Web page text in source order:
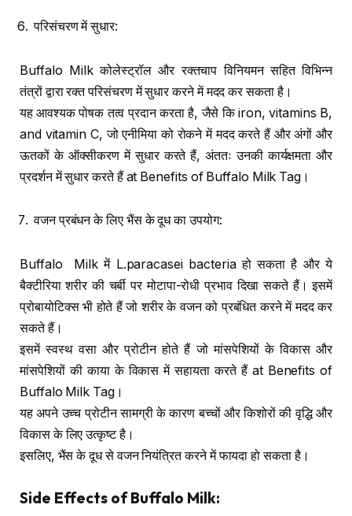
परिसंचरण में सुधार:
Buffalo Milk कोलेस्ट्रॉल और रक्तचाप विनियमन सहित विभिन्न
तंत्रों द्वारा रक्त परिसंचरण में सुधार करने में मदद कर सकता है।
यह आवश्यक पोषक तत्व प्रदान करता है, जैसे कि iron, vitamins B,
and vitamin C, जो एनीमिया को रोकने में मदद करते हैं और अंगों और
ऊतकों के ऑक्सीकरण में सुधार करते हैं, अंततः उनकी कार्यक्षमता और
प्रदर्शन में सुधार करते हैं at Benefits of Buffalo Milk Tag।
वजन प्रबंधन के लिए भैंस के दूध का उपयोग:
Buffalo Milk में L.paracasei bacteria हो सकता है और ये
बैक्टीरिया शरीर की चर्बी पर मोटापा-रोधी प्रभाव दिखा सकते हैं। इसमें
प्रोबायोटिक्स भी होते हैं जो शरीर के वजन को प्रबंधित करने में मदद कर
सकते हैं।
इसमें स्वस्थ वसा और प्रोटीन होते हैं जो मांसपेशियों के विकास और
मांसपेशियों की काया के विकास में सहायता करते हैं at Benefits of
Buffalo Milk Tag।
यह अपने उच्च प्रोटीन सामग्री के कारण बच्चों और किशोरों की वृद्धि और
विकास के लिए उत्कृष्ट है।
इसलिए, भैंस के दूध से वजन नियंत्रित करने में फायदा हो सकता है।
Side Effects of Buffalo Milk: